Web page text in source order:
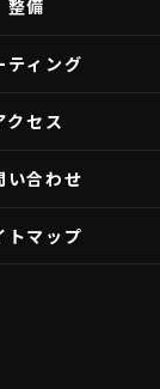
整備
ティング
クセス
い合わせ
トマップ